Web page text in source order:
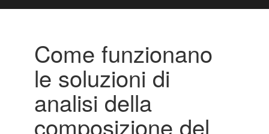
CASI D'USO
Prevenire gli attacchi
Sfide SCA
Check Point Solution
Come funzionano
le soluzioni di
analisi della
composizione del